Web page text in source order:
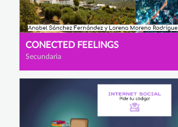
CONECTED FEELINGS
Secundaria